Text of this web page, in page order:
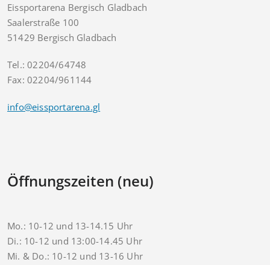
Eissportarena Bergisch Gladbach
Saalerstraße 100
51429 Bergisch Gladbach
Tel.: 02204/64748
Fax: 02204/961144
info@eissportarena.gl
Öffnungszeiten (neu)
Mo.: 10-12 und 13-14.15 Uhr
Di.: 10-12 und 13:00-14.45 Uhr
Mi. & Do.: 10-12 und 13-16 Uhr